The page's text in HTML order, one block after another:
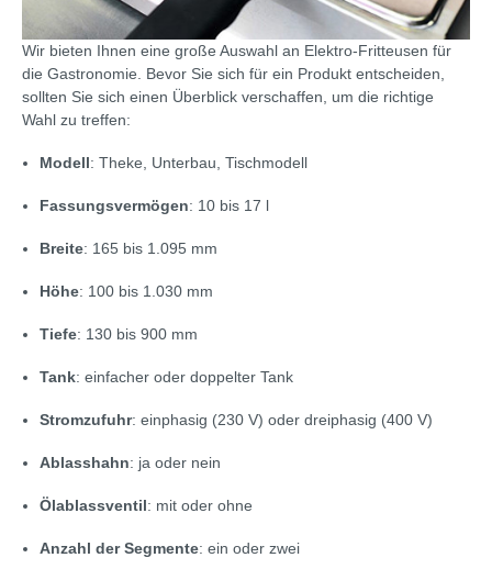
Wir bieten Ihnen eine große Auswahl an Elektro-Fritteusen für
die Gastronomie. Bevor Sie sich für ein Produkt entscheiden,
sollten Sie sich einen Überblick verschaffen, um die richtige
Wahl zu treffen:
Modell: Theke, Unterbau, Tischmodell
Fassungsvermögen: 10 bis 17 l
Breite: 165 bis 1.095 mm
Höhe: 100 bis 1.030 mm
Tiefe: 130 bis 900 mm
Tank: einfacher oder doppelter Tank
Stromzufuhr: einphasig (230 V) oder dreiphasig (400 V)
Ablasshahn: ja oder nein
Ölablassventil: mit oder ohne
Anzahl der Segmente: ein oder zwei